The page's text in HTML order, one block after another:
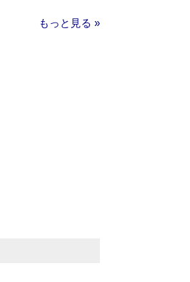
もっと見る »